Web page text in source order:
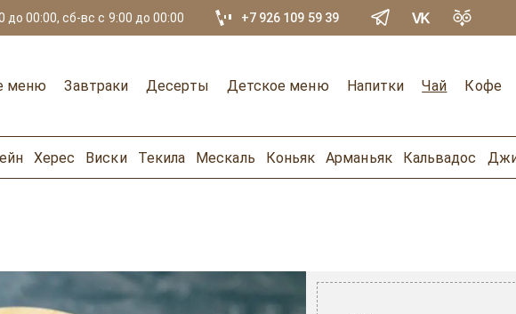
до 00:00, сб-вс с 9:00 до 00:00 +7 926 109 59 39
меню Завтраки Десерты Детское меню Напитки Чай Кофе
Херес Виски Текила Мескаль Коньяк Арманьяк Кальвадос